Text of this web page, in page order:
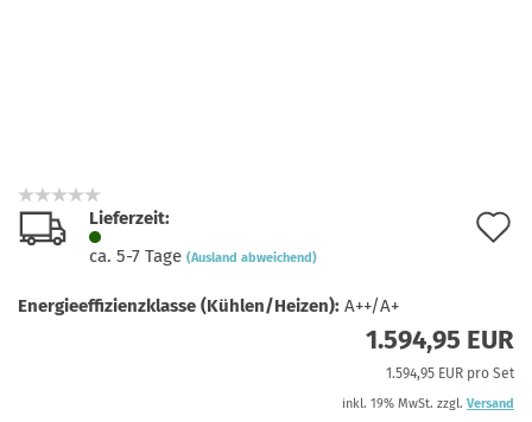
Lieferzeit:
ca. 5-7 Tage (Ausland abweichend)
Energieeffizienzklasse (Kühlen/Heizen): A++/A+
1.594,95 EUR
1.594,95 EUR pro Set
inkl. 19% MwSt. zzgl. Versand